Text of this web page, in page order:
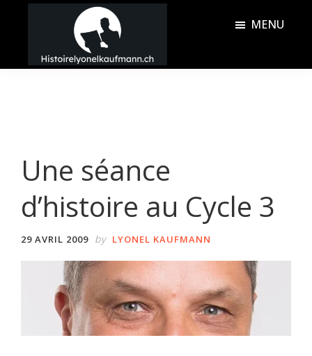
principal
barreHistoire
MENU
Une séance
d’histoire au Cycle 3
29 AVRIL 2009 by LYONEL KAUFMANN